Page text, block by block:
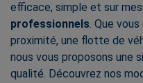
efficace, simple et sur
professionnels. Que
proximité, une flotte de
nous vous proposons une
qualité. Découvrez nos